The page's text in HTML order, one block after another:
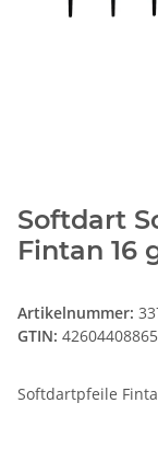
Softdart
Fintan 16
Artikelnummer:
GTIN:
Softdartpfeile